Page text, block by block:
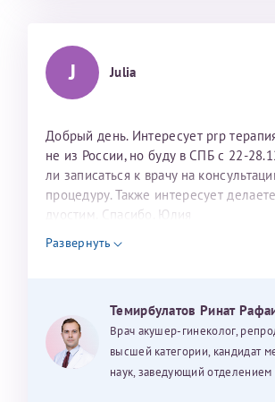
J Julia
Добрый день. Интересует prp
не из России, но буду в СПБ с 22-
ли записаться к врачу на
процедуру. Также интересует
дуостим. Спасибо. Юлия
Развернуть
Темирбулатов Ринат
Врач акушер-гинеколог,
высшей категории, кандидат
наук, заведующий